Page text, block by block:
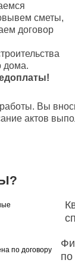
сметы,
договор
дома.
Вы
актов
по